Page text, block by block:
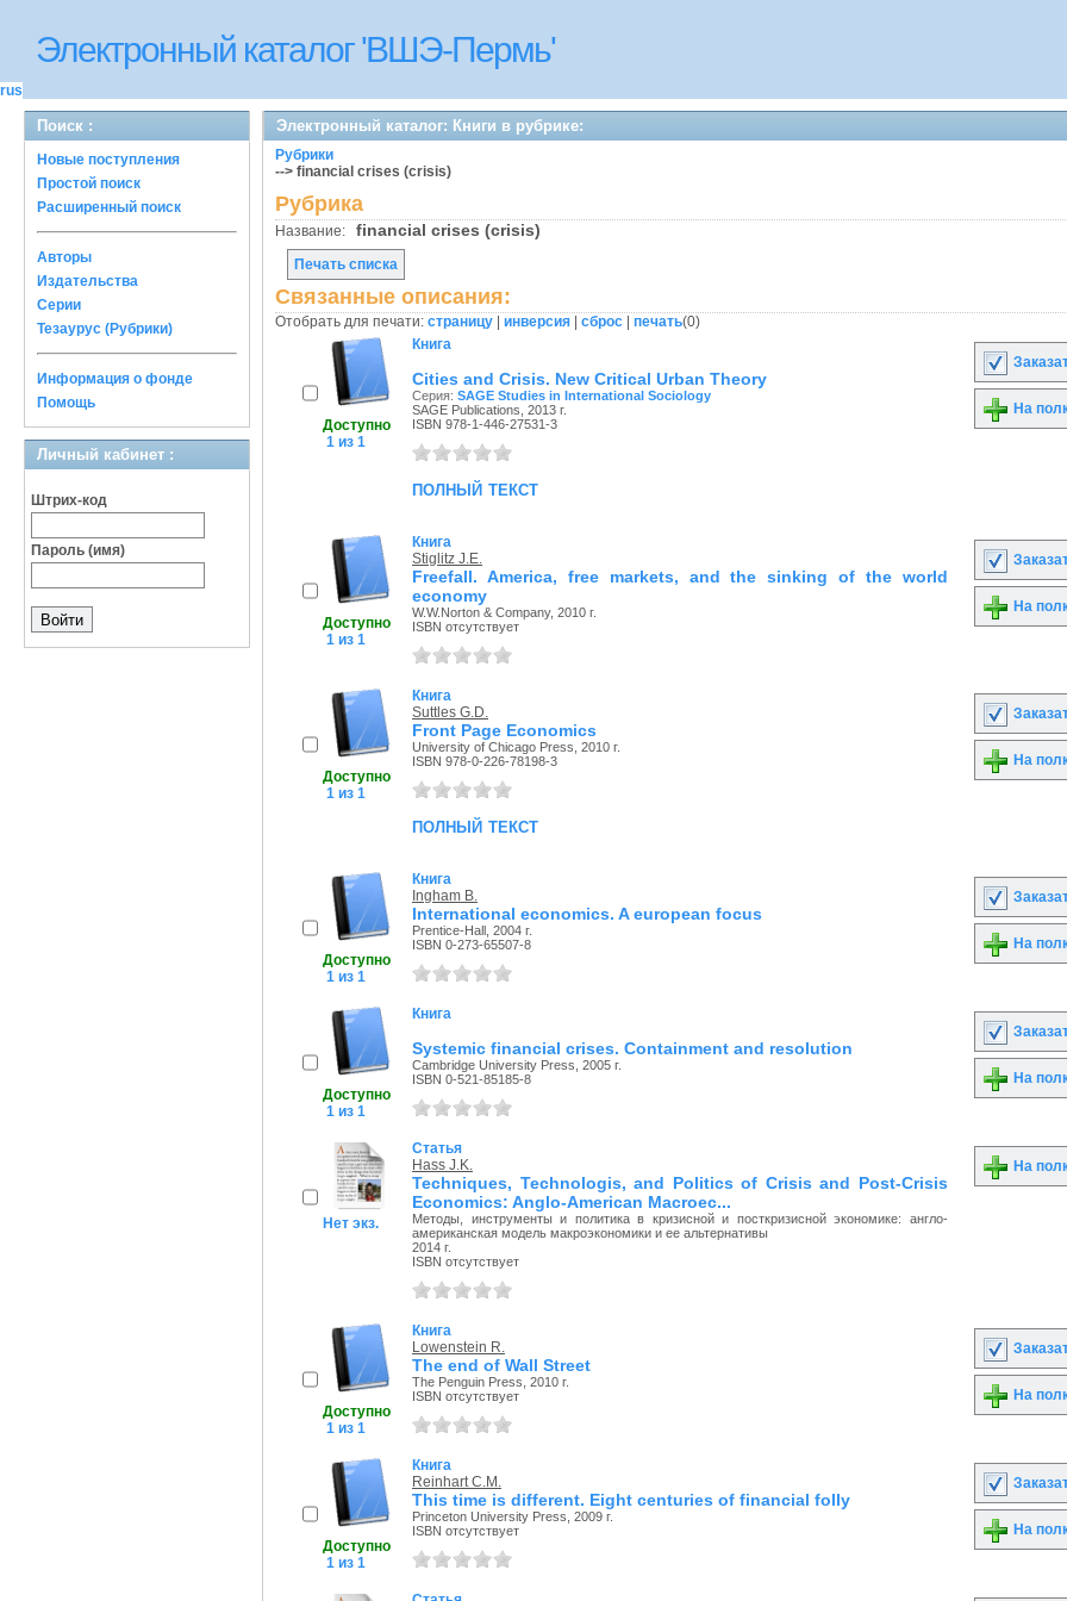
Электронный каталог 'ВШЭ-Пермь'
rus
Поиск :
Новые поступления
Простой поиск
Расширенный поиск
Авторы
Издательства
Серии
Тезаурус (Рубрики)
Информация о фонде
Помощь
Личный кабинет :
Штрих-код
Пароль (имя)
Электронный каталог: Книги в рубрике:
Рубрики
--> financial crises (crisis)
Рубрика
Название: financial crises (crisis)
Печать списка
Связанные описания:
Отобрать для печати: страницу инверсия сброс печать(0)
Доступно
1 из 1
Книга
Cities and Crisis. New Critical Urban Theory
Серия: SAGE Studies in International Sociology
SAGE Publications, 2013 г.
ISBN 978-1-446-27531-3
полный текст
На
Доступно
1 из 1
Книга
Stiglitz J.E.
Freefall. America, free markets, and the sinking of the world
economy
W.W.Norton & Company, 2010 г.
ISBN отсутствует
На
Доступно
1 из 1
Книга
Suttles G.D.
Front Page Economics
University of Chicago Press, 2010 г.
ISBN 978-0-226-78198-3
полный текст
На
Доступно
1 из 1
Книга
Ingham B.
International economics. A european focus
Prentice-Hall, 2004 г.
ISBN 0-273-65507-8
На
Доступно
1 из 1
Книга
Systemic financial crises. Containment and resolution
Cambridge University Press, 2005 г.
ISBN 0-521-85185-8
На
Нет экз.
Статья
Hass J.K.
Techniques, Technologis, and Politics of Crisis and Post-Crisis
Economics: Anglo-American Macroec...
Методы, инструменты и политика в кризисной и посткризисной экономике: англо-
американская модель макроэкономики и ее альтернативы
2014 г.
ISBN отсутствует
На
Доступно
1 из 1
Книга
Lowenstein R.
The end of Wall Street
The Penguin Press, 2010 г.
ISBN отсутствует
На
Доступно
1 из 1
Книга
Reinhart C.M.
This time is different. Eight centuries of financial folly
Princeton University Press, 2009 г.
ISBN отсутствует
На